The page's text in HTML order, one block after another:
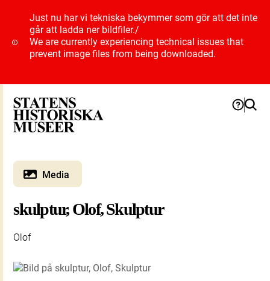
Just nu har vi tekniska bekymmer som gör att det inte
går att ladda ner bildfiler./
We are currently experiencing technical issues that
prevent image files from being downloaded.
Media
skulptur, Olof, Skulptur
Olof